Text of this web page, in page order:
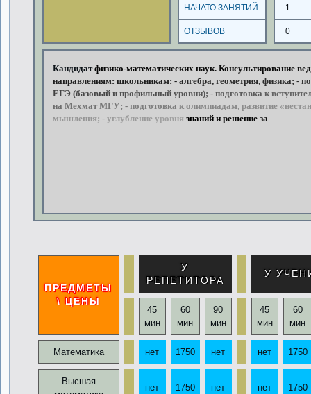
НАЧАТО ЗАНЯТИЙ 1
ОТЗЫВОВ 0
Кандидатфизико-математическихнаук. Консультирование
направлениям: школьникам: -алгебра,геометрия,физика; -
ЕГЭ(базовыйипрофильныйуровни); -подготовка к
на МехматМГУ; -подготовка колимпиадам,развитие
мышления; -углубление уровня знанийирешениезадач
ПРЕДМЕТЫ
\ ЦЕНЫ
У
РЕПЕТИТОРА
У
45
мин
60
мин
90
мин
45
мин
60
мин
Математика нет 1750 нет нет 1750
Высшая
нет 1750 нет нет 1750